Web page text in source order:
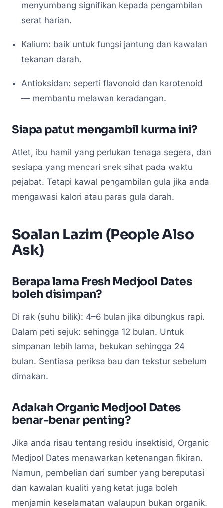
menyumbang signifikan kepada pengambilan
serat harian.
Kalium: baik untuk fungsi jantung dan kawalan
tekanan darah.
Antioksidan: seperti flavonoid dan karotenoid
— membantu melawan keradangan.
Siapa patut mengambil kurma ini?
Atlet, ibu hamil yang perlukan tenaga segera, dan
sesiapa yang mencari snek sihat pada waktu
pejabat. Tetapi kawal pengambilan gula jika anda
mengawasi kalori atau paras gula darah.
Soalan Lazim (People Also
Ask)
Berapa lama Fresh Medjool Dates
boleh disimpan?
Di rak (suhu bilik): 4–6 bulan jika dibungkus rapi.
Dalam peti sejuk: sehingga 12 bulan. Untuk
simpanan lebih lama, bekukan sehingga 24
bulan. Sentiasa periksa bau dan tekstur sebelum
dimakan.
Adakah Organic Medjool Dates
benar-benar penting?
Jika anda risau tentang residu insektisid, Organic
Medjool Dates menawarkan ketenangan fikiran.
Namun, pembelian dari sumber yang bereputasi
dan kawalan kualiti yang ketat juga boleh
menjamin keselamatan walaupun bukan organik.